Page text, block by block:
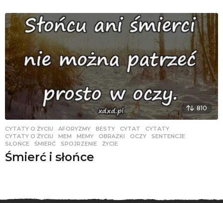
810
CYTATY O ŻYCIU AFORYZMY ,BESTY ,CYTAT ,CYTATY
CYTATY O ŻYCIU
,MEM ,MEMY ,OBRAZKI ,OCZY ,SENTENCJE
SŁOŃCE
,ŚMIERĆ ,SPOJRZENIE ,ŻYCIE
Śmierć i słońce